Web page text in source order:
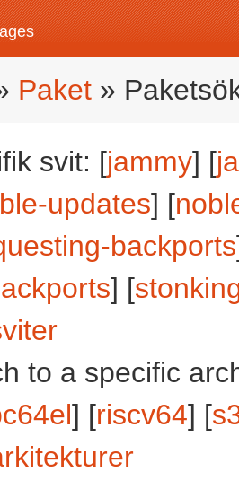
Paket »
svit: [jammy] [
updates] [
backports
] [
to a specific
] [riscv64] [